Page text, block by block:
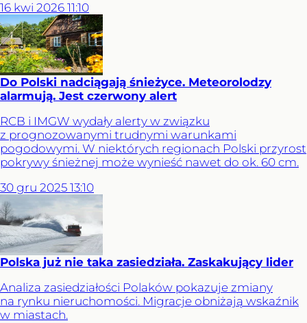
16 kwi 2026 11:10
Do Polski nadciągają śnieżyce. Meteorolodzy
alarmują. Jest czerwony alert
RCB i IMGW wydały alerty w związku
z prognozowanymi trudnymi warunkami
pogodowymi. W niektórych regionach Polski przyrost
pokrywy śnieżnej może wynieść nawet do ok. 60 cm.
30 gru 2025 13:10
Polska już nie taka zasiedziała. Zaskakujący lider
Analiza zasiedziałości Polaków pokazuje zmiany
na rynku nieruchomości. Migracje obniżają wskaźnik
w miastach.